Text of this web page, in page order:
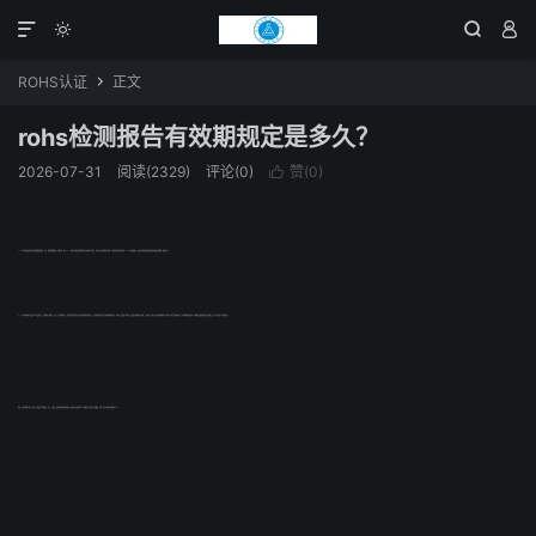
  

ROHS认证  正文
rohs检测报告有效期规定是多久？
2026-07-31 阅读(2329) 评论(0)  赞(0)